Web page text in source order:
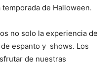
de Halloween.
no solo la experiencia de
espanto y shows. Los
de nuestras